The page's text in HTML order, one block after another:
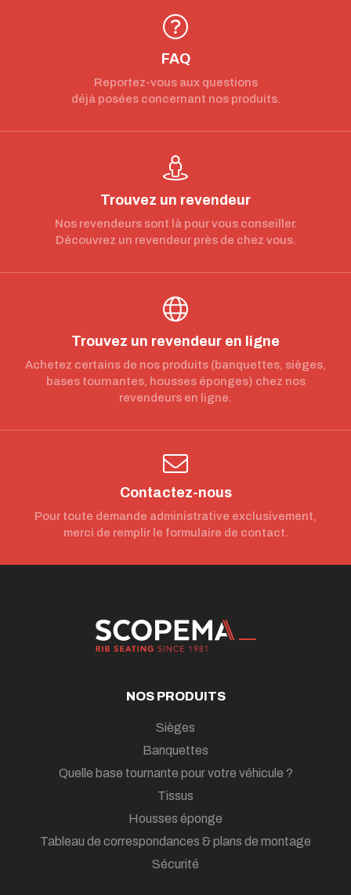
FAQ
Reportez-vous aux questions
déjà posées concernant nos produits.
Trouvez un revendeur
Nos revendeurs sont là pour vous conseiller.
Découvrez un revendeur près de chez vous.
Trouvez un revendeur en ligne
Achetez certains de nos produits (banquettes, sièges,
bases tournantes, housses éponges) chez nos
revendeurs en ligne.
Contactez-nous
Pour toute demande administrative exclusivement,
merci de remplir le formulaire de contact.
NOS PRODUITS
Sièges
Banquettes
Quelle base tournante pour votre véhicule ?
Tissus
Housses éponge
Tableau de correspondances & plans de montage
Sécurité